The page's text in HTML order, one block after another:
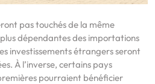
pas touchés de la même
dépendantes des importations
investissements étrangers seront
À l’inverse, certains pays
pourraient bénéficier